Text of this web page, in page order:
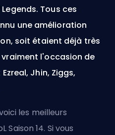
Tous ces
une amélioration
soit étaient déjà très
l'occasion de
Jhin, Ziggs,
les meilleurs
Saison 14. Si vous